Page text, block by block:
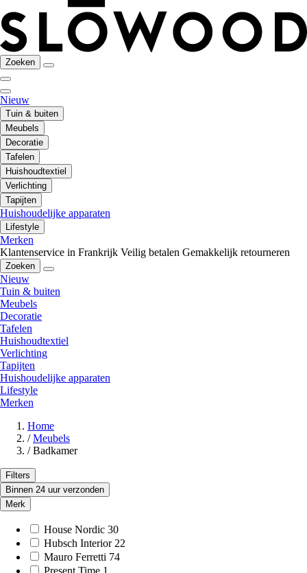
Zoeken
Nieuw
Tuin & buiten
Meubels
Decoratie
Tafelen
Huishoudtextiel
Verlichting
Tapijten
Huishoudelijke apparaten
Lifestyle
Merken
Klantenservice in Frankrijk Veilig betalen Gemakkelijk retourneren
Zoeken
Nieuw
Tuin & buiten
Meubels
Decoratie
Tafelen
Huishoudtextiel
Verlichting
Tapijten
Huishoudelijke apparaten
Lifestyle
Merken
Home
/ Meubels
/ Badkamer
Filters
Binnen 24 uur verzonden
Merk
House Nordic 30
Hubsch Interior 22
Mauro Ferretti 74
Present Time 1